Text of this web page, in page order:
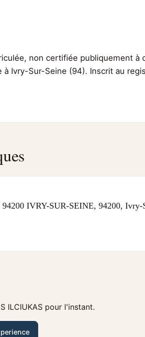
non certifiée publiquement à
Ivry-Sur-Seine (94). Inscrit au
IVRY-SUR-SEINE, 94200, Ivry-
ILCIUKAS pour l'instant.